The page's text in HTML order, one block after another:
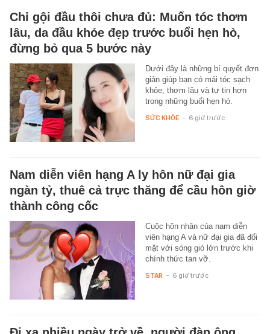
Chỉ gội đầu thôi chưa đủ: Muốn tóc thơm
lâu, da đầu khỏe đẹp trước buổi hẹn hò,
đừng bỏ qua 5 bước này
Dưới đây là những bí quyết đơn
giản giúp bạn có mái tóc sạch
khỏe, thơm lâu và tự tin hơn
trong những buổi hẹn hò.
SỨC KHỎE - 6 giờ trước
Nam diễn viên hạng A ly hôn nữ đại gia
ngàn tỷ, thuê cả trực thăng để cầu hôn giờ
thành công cốc
Cuộc hôn nhân của nam diễn
viên hạng A và nữ đại gia đã đối
mặt với sóng gió lớn trước khi
chính thức tan vỡ.
STAR - 6 giờ trước